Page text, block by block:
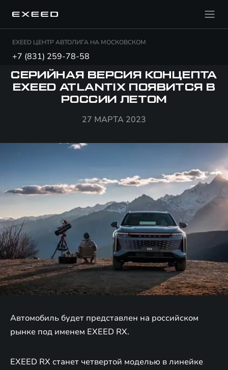
EXEED ЦЕНТР АВТОЛИГА НА МОСКОВСКОМ
+7 (831) 259-78-58
СЕРИЙНАЯ ВЕРСИЯ КОНЦЕПТА
EXEED ATLANTIX ПОЯВИТСЯ В
РОССИИ ЛЕТОМ
27 МАРТА 2023
Автомобиль будет представлен на российском
рынке под именем EXEED RX.
EXEED RX станет четвертой моделью в линейке